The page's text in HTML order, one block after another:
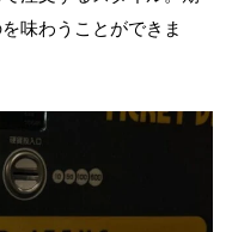
味わうことができま